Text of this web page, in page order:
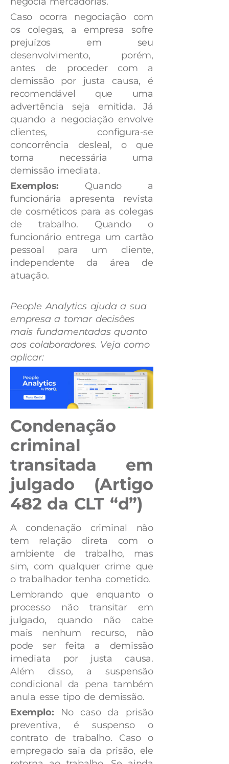
Caso ocorra negociação com
os colegas, a empresa sofre
prejuízos em seu
desenvolvimento, porém,
antes de proceder com a
demissão por justa causa, é
recomendável que uma
advertência seja emitida. Já
quando a negociação envolve
clientes, configura-se
concorrência desleal, o que
torna necessária uma
demissão imediata.
Exemplos: Quando a
funcionária apresenta revista
de cosméticos para as colegas
de trabalho. Quando o
funcionário entrega um cartão
pessoal para um cliente,
independente da área de
atuação.
People Analytics ajuda a sua
empresa a tomar decisões
mais fundamentadas quanto
aos colaboradores. Veja como
aplicar:
Condenação
criminal
transitada em
julgado (Artigo
482 da CLT “d”)
A condenação criminal não
tem relação direta com o
ambiente de trabalho, mas
sim, com qualquer crime que
o trabalhador tenha cometido.
Lembrando que enquanto o
processo não transitar em
julgado, quando não cabe
mais nenhum recurso, não
pode ser feita a demissão
imediata por justa causa.
Além disso, a suspensão
condicional da pena também
anula esse tipo de demissão.
Exemplo: No caso da prisão
preventiva, é suspenso o
contrato de trabalho. Caso o
empregado saia da prisão, ele